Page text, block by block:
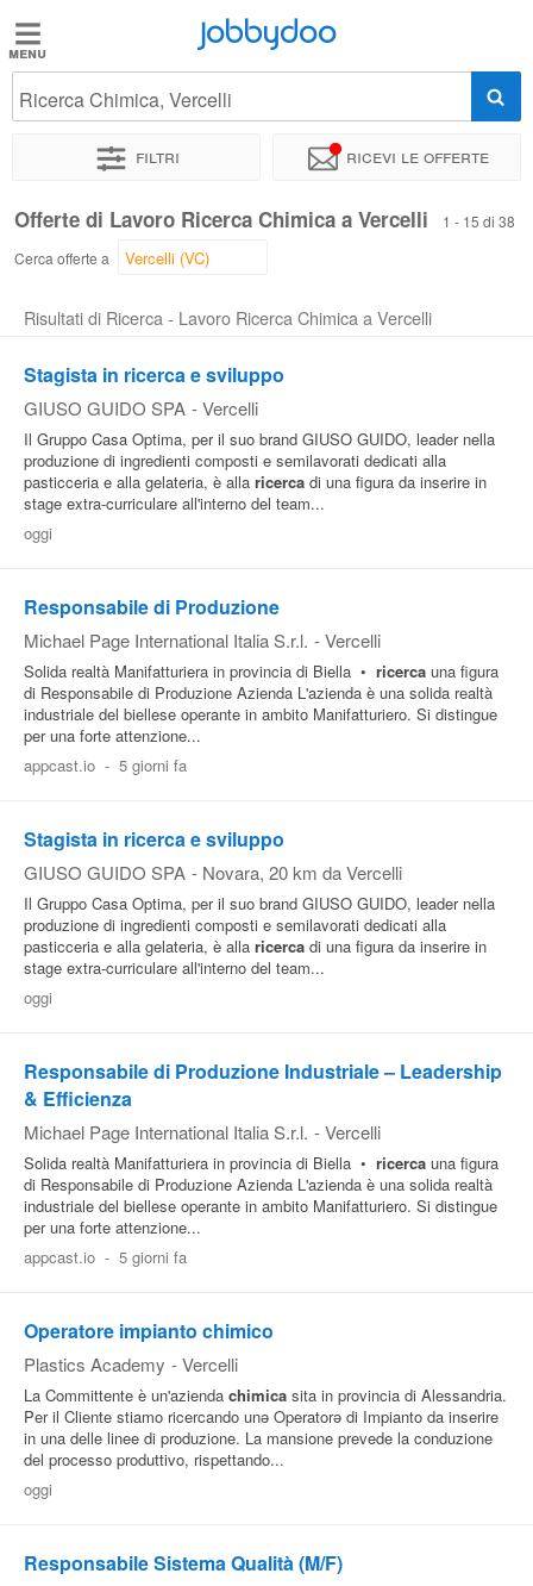
Jobbydoo
Offerte
Stipendi
Elenco
professioni
Blog
Offerte
Area
Aziende
Jobbydoo
Ricerca Chimica, Vercelli
Filtri Ricevi le offerte
Offerte di Lavoro Ricerca Chimica a Vercelli
1 - 15 di 38
Cerca offerte a
Risultati di Ricerca - Lavoro Ricerca Chimica a Vercelli
Stagista in ricerca e sviluppo
GIUSO GUIDO SPA - Vercelli
Il Gruppo Casa Optima, per il suo brand GIUSO GUIDO, leader nella
produzione di ingredienti composti e semilavorati dedicati alla
pasticceria e alla gelateria, è alla ricerca di una figura da inserire in
stage extra-curriculare all'interno del team...
oggi
Responsabile di Produzione
Michael Page International Italia S.r.l. - Vercelli
Solida realtà Manifatturiera in provincia di Biella • ricerca una figura
di Responsabile di Produzione Azienda L'azienda è una solida realtà
industriale del biellese operante in ambito Manifatturiero. Si distingue
per una forte attenzione...
appcast.io - 5 giorni fa
Stagista in ricerca e sviluppo
GIUSO GUIDO SPA - Novara, 20 km da Vercelli
Il Gruppo Casa Optima, per il suo brand GIUSO GUIDO, leader nella
produzione di ingredienti composti e semilavorati dedicati alla
pasticceria e alla gelateria, è alla ricerca di una figura da inserire in
stage extra-curriculare all'interno del team...
oggi
Responsabile di Produzione Industriale – Leadership
& Efficienza
Michael Page International Italia S.r.l. - Vercelli
Solida realtà Manifatturiera in provincia di Biella • ricerca una figura
di Responsabile di Produzione Azienda L'azienda è una solida realtà
industriale del biellese operante in ambito Manifatturiero. Si distingue
per una forte attenzione...
appcast.io - 5 giorni fa
Operatore impianto chimico
Plastics Academy - Vercelli
La Committente è un'azienda chimica sita in provincia di Alessandria.
Per il Cliente stiamo ricercando unə Operatorə di Impianto da inserire
in una delle linee di produzione. La mansione prevede la conduzione
del processo produttivo, rispettando...
oggi
Responsabile Sistema Qualità (M/F)